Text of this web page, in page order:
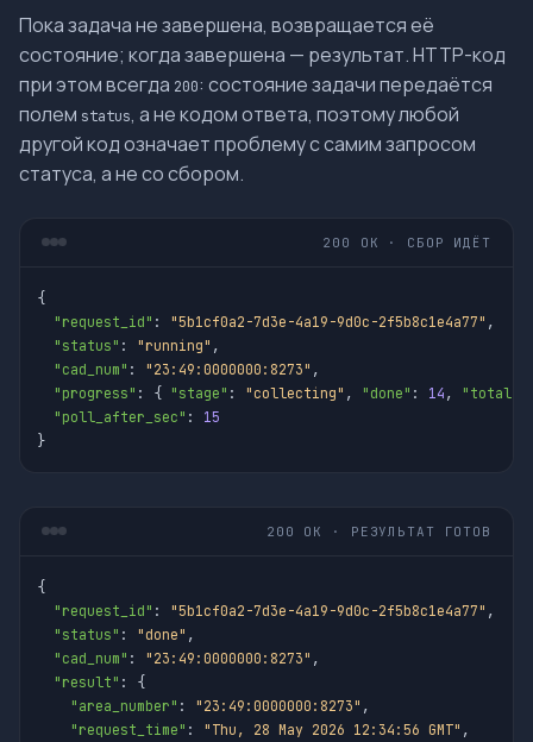
Пока задача не завершена, возвращается её
состояние; когда завершена — результат. HTTP-код
при этом всегда 200: состояние задачи передаётся
полем status, а не кодом ответа, поэтому любой
другой код означает проблему с самим запросом
статуса, а не со сбором.
200 OK · СБОР ИДЁТ
{
"request_id" : "5b1cf0a2-7d3e-4a19-9d0c-2f5b8c1e4a77" ,
"status" : "running" ,
"cad_num" : "23:49:0000000:8273" ,
"progress" : { "stage" : "collecting" , "done" : 14 , "total"
"poll_after_sec" : 15
}
200 OK · РЕЗУЛЬТАТ ГОТОВ
{
"request_id" : "5b1cf0a2-7d3e-4a19-9d0c-2f5b8c1e4a77" ,
"status" : "done" ,
"cad_num" : "23:49:0000000:8273" ,
"result" : {
"area_number" : "23:49:0000000:8273" ,
"request_time" : "Thu, 28 May 2026 12:34:56 GMT" ,